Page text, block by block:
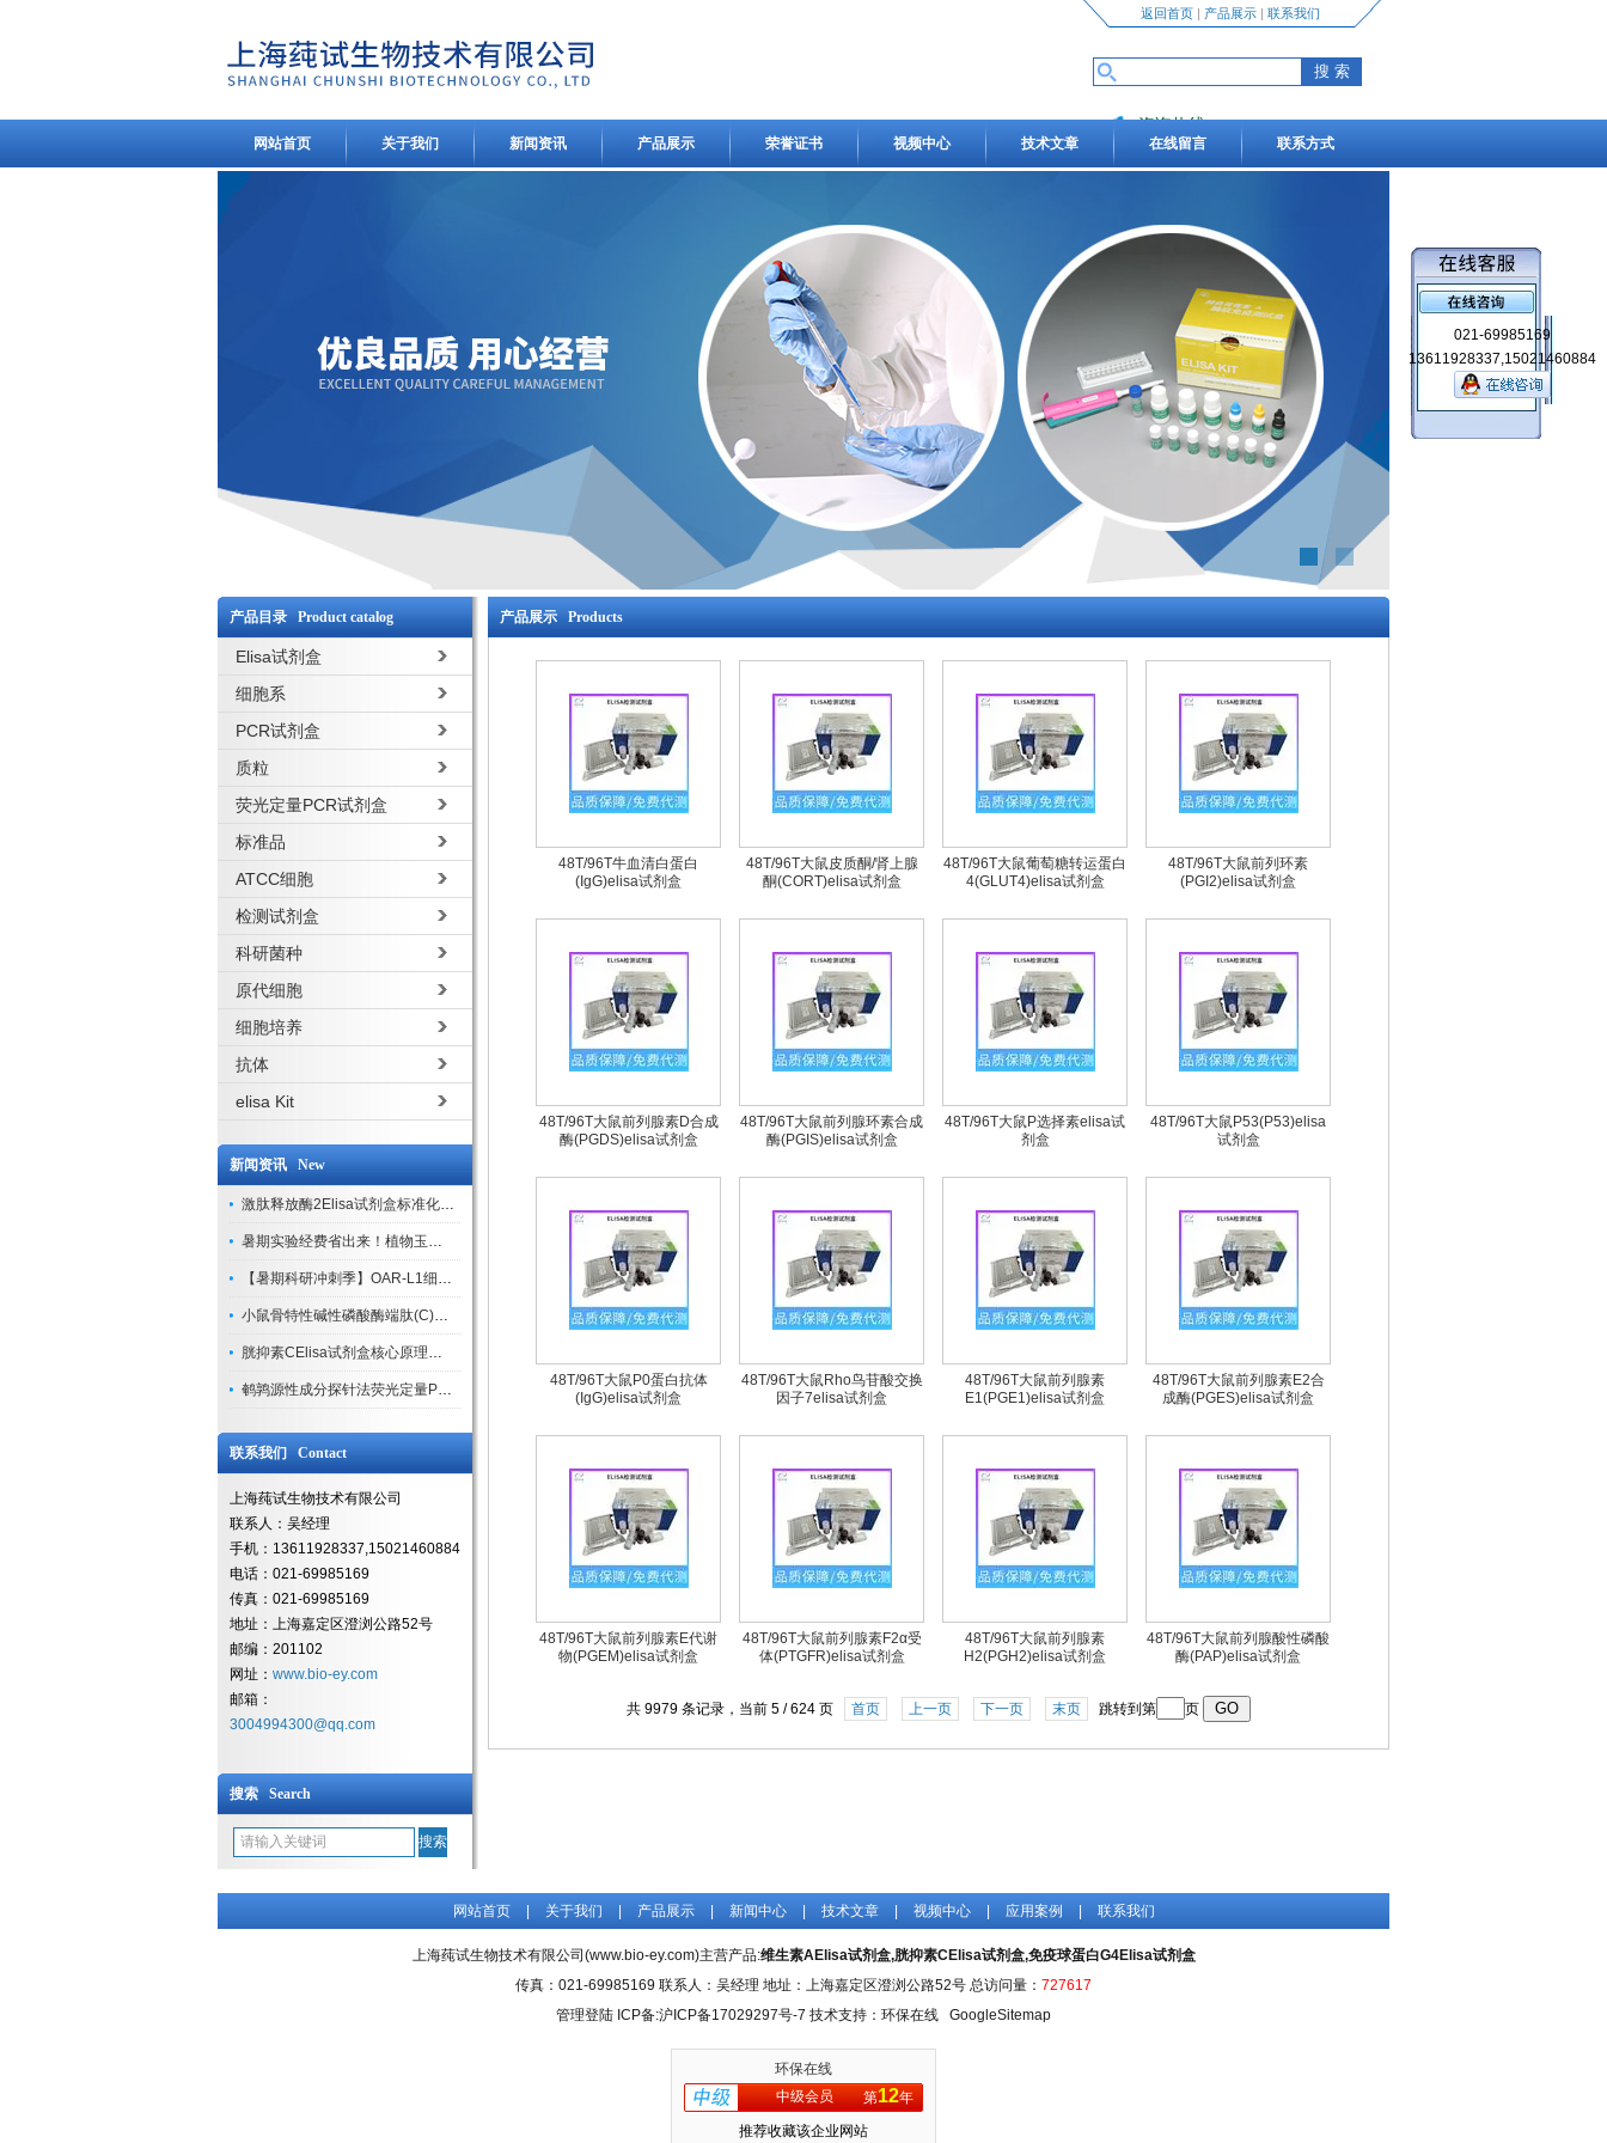
返回首页| 产品展示| 联系我们
咨询热线
13611928337,15021460884
网站首页 关于我们 新闻资讯 产品展示 荣誉证书 视频中心 技术文章 在线留言 联系方式
产品目录 Product catalog
Elisa试剂盒
细胞系
PCR试剂盒
质粒
荧光定量PCR试剂盒
标准品
ATCC细胞
检测试剂盒
科研菌种
原代细胞
细胞培养
抗体
elisa Kit
新闻资讯 New
激肽释放酶2Elisa试剂盒标准化实验操作与质控体系解析
暑期实验经费省出来！植物玉米索核苷（ZR ）elisa酶联免疫试剂盒
【暑期科研冲刺季】OAR-L1细胞专用培养基特惠，助力实验高效突破
小鼠骨特性碱性磷酸酶端肽(C)elisa试剂盒大促，骨科研人速囤
胱抑素CElisa试剂盒核心原理、产品特性与全流程操作规范详解
鹌鹑源性成分探针法荧光定量PCR试剂盒特惠来袭
联系我们 Contact
上海莼试生物技术有限公司
联系人：吴经理
手机：13611928337,15021460884
电话：021-69985169
传真：021-69985169
地址：上海嘉定区澄浏公路52号
邮编：201102
网址： www.bio-ey.com
邮箱：
3004994300@qq.com
搜索 Search
产品展示 Products
48T/96T牛血清白蛋白
(IgG)elisa试剂盒
48T/96T大鼠皮质酮/肾上腺
酮(CORT)elisa试剂盒
48T/96T大鼠葡萄糖转运蛋白
4(GLUT4)elisa试剂盒
48T/96T大鼠前列环素
(PGI2)elisa试剂盒
48T/96T大鼠前列腺素D合成
酶(PGDS)elisa试剂盒
48T/96T大鼠前列腺环素合成
酶(PGIS)elisa试剂盒
48T/96T大鼠P选择素elisa试
剂盒
48T/96T大鼠P53(P53)elisa
试剂盒
48T/96T大鼠P0蛋白抗体
(IgG)elisa试剂盒
48T/96T大鼠Rho鸟苷酸交换
因子7elisa试剂盒
48T/96T大鼠前列腺素
E1(PGE1)elisa试剂盒
48T/96T大鼠前列腺素E2合
成酶(PGES)elisa试剂盒
48T/96T大鼠前列腺素E代谢
物(PGEM)elisa试剂盒
48T/96T大鼠前列腺素F2α受
体(PTGFR)elisa试剂盒
48T/96T大鼠前列腺素
H2(PGH2)elisa试剂盒
48T/96T大鼠前列腺酸性磷酸
酶(PAP)elisa试剂盒
共 9979 条记录，当前 5 / 624 页 首页 上一页 下一页 末页 跳转到第 页
网站首页 关于我们 产品展示 新闻中心 技术文章 视频中心 应用案例 联系我们
上海莼试生物技术有限公司(www.bio-ey.com)主营产品:维生素AElisa试剂盒,胱抑素CElisa试剂盒,免疫球蛋白G4Elisa试剂盒
传真：021-69985169 联系人：吴经理 地址：上海嘉定区澄浏公路52号 总访问量： 727617
管理登陆 ICP备:沪ICP备17029297号-7 技术支持：环保在线 GoogleSitemap
021-69985169
13611928337,15021460884
环保在线
中级会员
第12年
推荐收藏该企业网站